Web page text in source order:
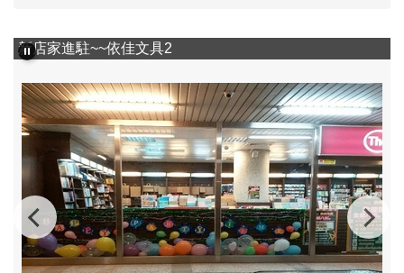
新店家進駐~~依佳文具3